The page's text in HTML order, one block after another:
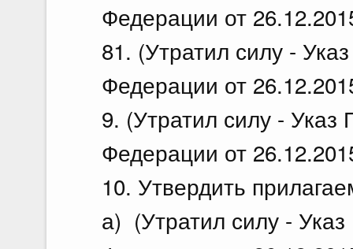
Федерации от
81. (Утратил силу -
Федерации от
9. (Утратил силу - Указ
Федерации от
10. Утвердить
а) (Утратил силу -